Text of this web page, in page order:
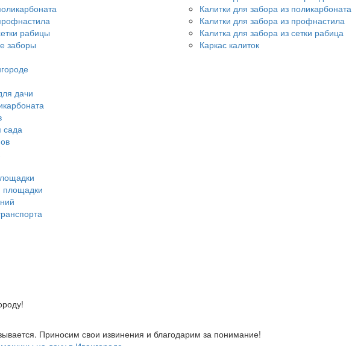
рабицы
заборы
дачи
сада
площадки
Калитки для забора из поликарбоната
Калитки для забора из профнастила
Калитка для забора из сетки рабица
Каркас калиток
Приносим свои извинения и благодарим за понимание!